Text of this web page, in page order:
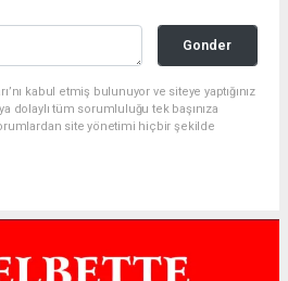
Gonder
kabul etmiş bulunuyor ve siteye yaptığınız
dolaylı tüm sorumluluğu tek başınıza
site yönetimi hiçbir şekilde